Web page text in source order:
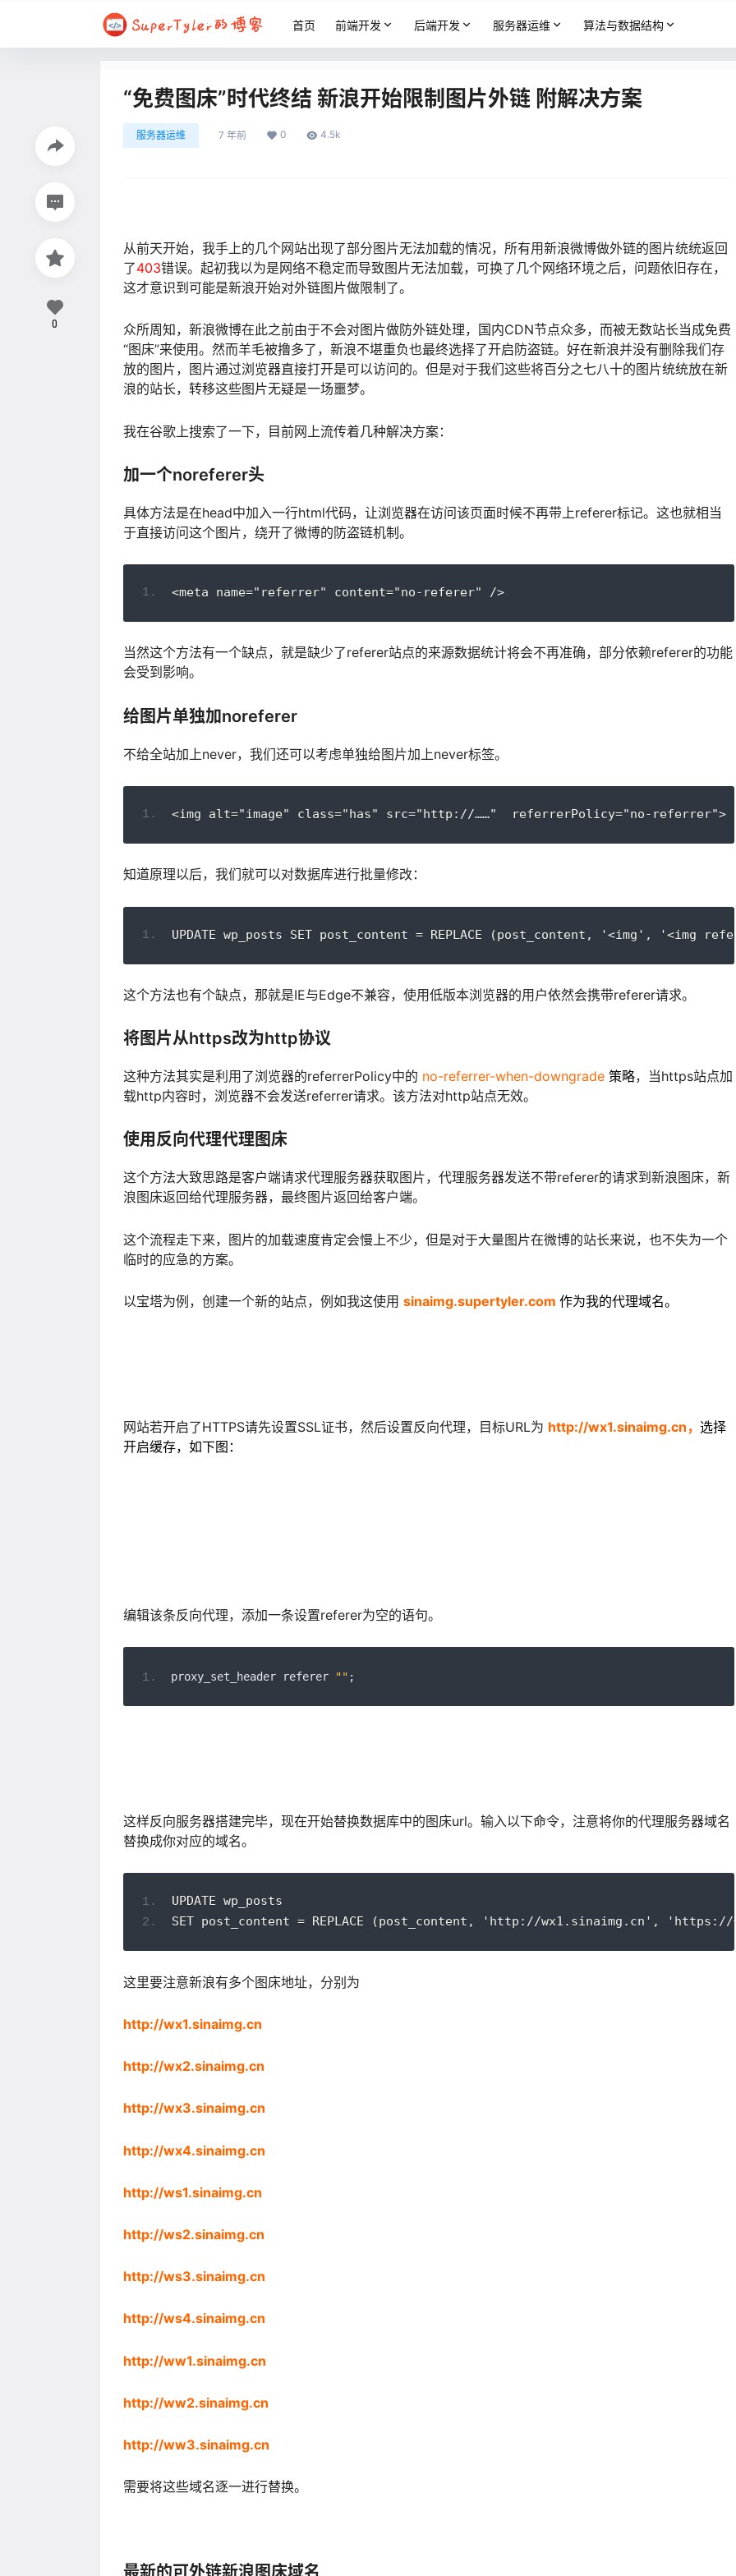
首页 前端开发 后端开发 服务器运维 算法与数据结构
“免费图床”时代终结 新浪开始限制图片外链 附解决方案
服务器运维 7 年前 0 4.5k
从前天开始，我手上的几个网站出现了部分图片无法加载的情况，所有用新浪微博做外链的图片统统返回
了403错误。起初我以为是网络不稳定而导致图片无法加载，可换了几个网络环境之后，问题依旧存在，
这才意识到可能是新浪开始对外链图片做限制了。
众所周知，新浪微博在此之前由于不会对图片做防外链处理，国内CDN节点众多，而被无数站长当成免费
“图床”来使用。然而羊毛被撸多了，新浪不堪重负也最终选择了开启防盗链。好在新浪并没有删除我们存
放的图片，图片通过浏览器直接打开是可以访问的。但是对于我们这些将百分之七八十的图片统统放在新
浪的站长，转移这些图片无疑是一场噩梦。
我在谷歌上搜索了一下，目前网上流传着几种解决方案：
加一个noreferer头
具体方法是在head中加入一行html代码，让浏览器在访问该页面时候不再带上referer标记。这也就相当
于直接访问这个图片，绕开了微博的防盗链机制。
<meta name="referrer" content="no-referer" />
当然这个方法有一个缺点，就是缺少了referer站点的来源数据统计将会不再准确，部分依赖referer的功能
会受到影响。
给图片单独加noreferer
不给全站加上never，我们还可以考虑单独给图片加上never标签。
<img alt="image" class="has" src="http://……"  referrerPolicy="no-referrer">
知道原理以后，我们就可以对数据库进行批量修改：
UPDATE wp_posts SET post_content = REPLACE (post_content, '<img', '<img
这个方法也有个缺点，那就是IE与Edge不兼容，使用低版本浏览器的用户依然会携带referer请求。
将图片从https改为http协议
这种方法其实是利用了浏览器的referrerPolicy中的 no-referrer-when-downgrade 策略，当https站点加
载http内容时，浏览器不会发送referrer请求。该方法对http站点无效。
使用反向代理代理图床
这个方法大致思路是客户端请求代理服务器获取图片，代理服务器发送不带referer的请求到新浪图床，新
浪图床返回给代理服务器，最终图片返回给客户端。
这个流程走下来，图片的加载速度肯定会慢上不少，但是对于大量图片在微博的站长来说，也不失为一个
临时的应急的方案。
以宝塔为例，创建一个新的站点，例如我这使用 sinaimg.supertyler.com 作为我的代理域名。
网站若开启了HTTPS请先设置SSL证书，然后设置反向代理，目标URL为 http://wx1.sinaimg.cn， 选择
开启缓存，如下图：
编辑该条反向代理，添加一条设置referer为空的语句。
proxy_set_header referer "" ;
这样反向服务器搭建完毕，现在开始替换数据库中的图床url。输入以下命令，注意将你的代理服务器域名
替换成你对应的域名。
UPDATE wp_posts
SET post_content = REPLACE (post_content, 'http://wx1.sinaimg.cn', 'https://你
这里要注意新浪有多个图床地址，分别为
http://wx1.sinaimg.cn
http://wx2.sinaimg.cn
http://wx3.sinaimg.cn
http://wx4.sinaimg.cn
http://ws1.sinaimg.cn
http://ws2.sinaimg.cn
http://ws3.sinaimg.cn
http://ws4.sinaimg.cn
http://ww1.sinaimg.cn
http://ww2.sinaimg.cn
http://ww3.sinaimg.cn
需要将这些域名逐一进行替换。
0